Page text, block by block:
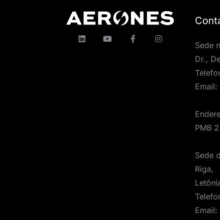
Sede
Dr.,
Email:
PMB
Sede
Riga,
Email: